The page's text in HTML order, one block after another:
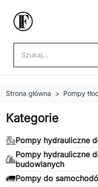
Strona główna Pompy
Kategorie
Pompy hydrauliczne
Pompy hydrauliczne
budowlanych
Pompy do